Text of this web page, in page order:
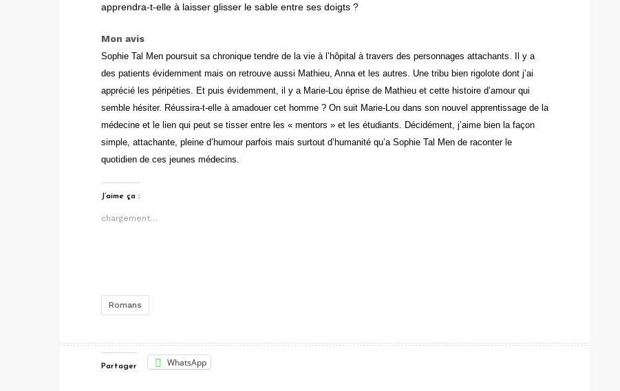
apprendra-t-elle à laisser glisser le sable entre ses doigts ?
Mon avis
Sophie Tal Men poursuit sa chronique tendre de la vie à l’hôpital à travers des personnages attachants. Il y a
des patients évidemment mais on retrouve aussi Mathieu, Anna et les autres. Une tribu bien rigolote dont j’ai
apprécié les péripéties. Et puis évidemment, il y a Marie-Lou éprise de Mathieu et cette histoire d’amour qui
semble hésiter. Réussira-t-elle à amadouer cet homme ? On suit Marie-Lou dans son nouvel apprentissage de la
médecine et le lien qui peut se tisser entre les « mentors » et les étudiants. Décidément, j’aime bien la façon
simple, attachante, pleine d’humour parfois mais surtout d’humanité qu’a Sophie Tal Men de raconter le
quotidien de ces jeunes médecins.
J’aime ça :
chargement…
Romans
Partager WhatsApp